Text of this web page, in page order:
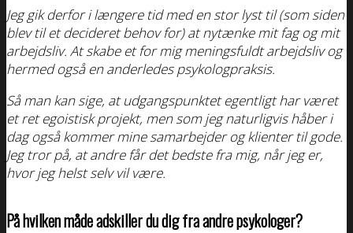
Jeg gik derfor i længere tid med en stor lyst til (som siden
blev til et decideret behov for) at nytænke mit fag og mit
arbejdsliv. At skabe et for mig meningsfuldt arbejdsliv og
hermed også en anderledes psykologpraksis.
Så man kan sige, at udgangspunktet egentligt har været
et ret egoistisk projekt, men som jeg naturligvis håber i
dag også kommer mine samarbejder og klienter til gode.
Jeg tror på, at andre får det bedste fra mig, når jeg er,
hvor jeg helst selv vil være.
På hvilken måde adskiller du dig fra andre psykologer?